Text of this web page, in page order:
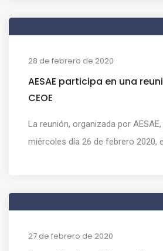
28 de febrero de 2020
AESAE participa en una
CEOE
La reunión, organizada por
miércoles día 26 de febrero 2020,
27 de febrero de 2020